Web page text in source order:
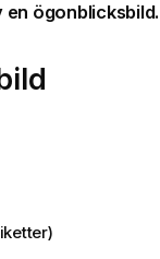
ögonblicksbild.